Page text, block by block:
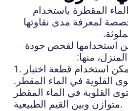
المقطرة باستخدام
لمعرفة مدى نقاوتها
استخدامها لفحص جودة
منها:
1. اختبار القلوية: يمكن استخدام قطعة اختبار
القلوية في الماء المقطر.
القلوية في الماء المقطر
متوازن وبين القيم الطبيعية.